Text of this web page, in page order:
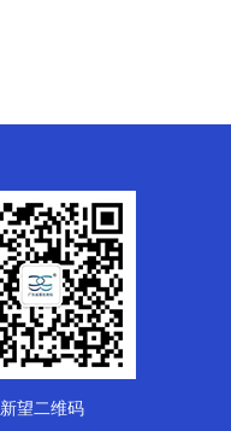
新望二维码